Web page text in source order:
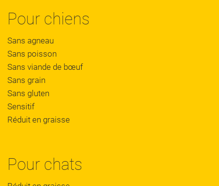
Pour chiens
Sans agneau
Sans poisson
Sans viande de bœuf
Sans grain
Sans gluten
Sensitif
Réduit en graisse
Pour chats